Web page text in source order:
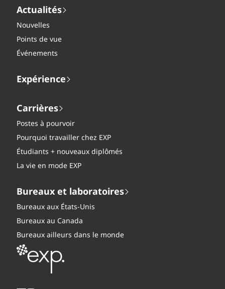
Actualités
Nouvelles
Points de vue
Événements
Expérience
Carrières
Postes à pourvoir
Pourquoi travailler chez EXP
Étudiants + nouveaux diplômés
La vie en mode EXP
Bureaux et laboratoires
Bureaux aux États-Unis
Bureaux au Canada
Bureaux ailleurs dans le monde